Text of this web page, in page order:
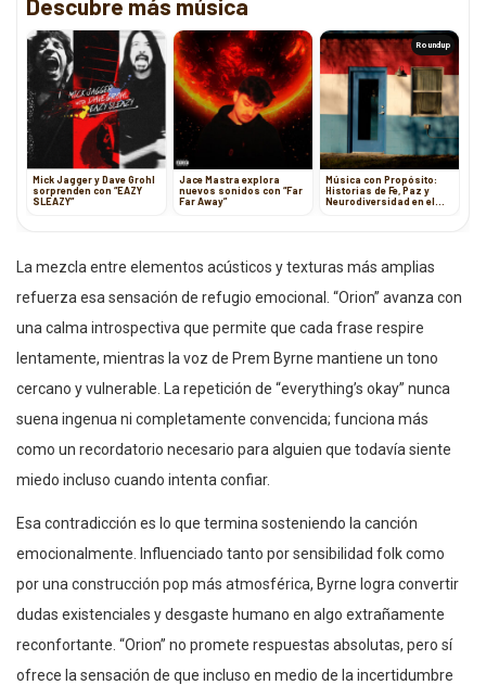
Descubre más música
Mick Jagger y Dave Grohl
sorprenden con “EAZY
SLEAZY”
Jace Mastra explora
nuevos sonidos con “Far
Far Away”
Roundup
Música con Propósito:
Historias de Fe, Paz y
Neurodiversidad en el
La mezcla entre elementos acústicos y texturas más amplias
refuerza esa sensación de refugio emocional. “Orion” avanza con
una calma introspectiva que permite que cada frase respire
lentamente, mientras la voz de Prem Byrne mantiene un tono
cercano y vulnerable. La repetición de “everything’s okay” nunca
suena ingenua ni completamente convencida; funciona más
como un recordatorio necesario para alguien que todavía siente
miedo incluso cuando intenta confiar.
Esa contradicción es lo que termina sosteniendo la canción
emocionalmente. Influenciado tanto por sensibilidad folk como
por una construcción pop más atmosférica, Byrne logra convertir
dudas existenciales y desgaste humano en algo extrañamente
reconfortante. “Orion” no promete respuestas absolutas, pero sí
ofrece la sensación de que incluso en medio de la incertidumbre